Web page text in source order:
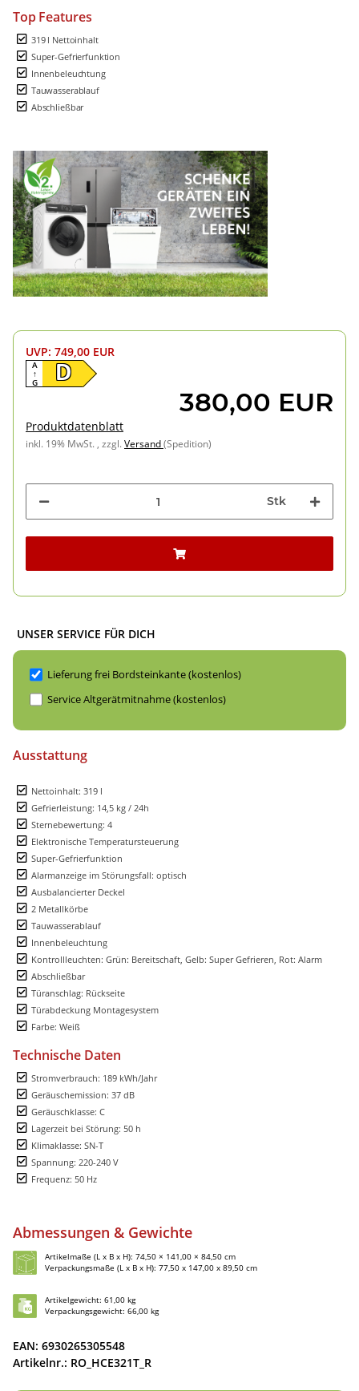
Top Features
319 l Nettoinhalt
Super-Gefrierfunktion
Innenbeleuchtung
Tauwasserablauf
Abschließbar
UVP: 749,00 EUR
D
A
↑
G
380,00 EUR
Produktdatenblatt
inkl. 19% MwSt. , zzgl.Versand(Spedition)
Stk
UNSER SERVICE FÜR DICH
Lieferung frei Bordsteinkante (kostenlos)
Service Altgerätmitnahme (kostenlos)
Ausstattung
Nettoinhalt: 319 l
Gefrierleistung: 14,5 kg / 24h
Sternebewertung: 4
Elektronische Temperatursteuerung
Super-Gefrierfunktion
Alarmanzeige im Störungsfall: optisch
Ausbalancierter Deckel
2 Metallkörbe
Tauwasserablauf
Innenbeleuchtung
Kontrollleuchten: Grün: Bereitschaft, Gelb: Super Gefrieren, Rot: Alarm
Abschließbar
Türanschlag: Rückseite
Türabdeckung Montagesystem
Farbe: Weiß
Technische Daten
Stromverbrauch: 189 kWh/Jahr
Geräuschemission: 37 dB
Geräuschklasse: C
Lagerzeit bei Störung: 50 h
Klimaklasse: SN-T
Spannung: 220-240 V
Frequenz: 50 Hz
Abmessungen & Gewichte
Artikelmaße (L x B x H): 74,50 × 141,00 × 84,50 cm
Verpackungsmaße (L x B x H): 77,50 x 147,00 x 89,50 cm
Artikelgewicht: 61,00 kg
Verpackungsgewicht: 66,00 kg
EAN: 6930265305548
Artikelnr.: RO_HCE321T_R